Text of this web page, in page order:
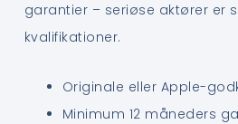
garantier – seriøse aktører er
kvalifikationer.
Originale eller Apple-
Minimum 12 måneders